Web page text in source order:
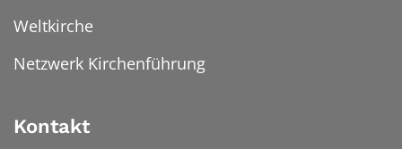
Weltkirche
Netzwerk Kirchenführung
Kontakt